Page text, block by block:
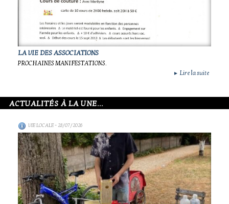
LA VIE DES ASSOCIATIONS
PROCHAINES MANIFESTATIONS.
► Lire la suite
ACTUALITÉS À LA UNE...
VIE LOCALE- 28/07/2026